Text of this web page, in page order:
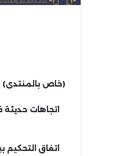
(خاص بالمنتدى)
اتجاهات
اتفاق التحكيم